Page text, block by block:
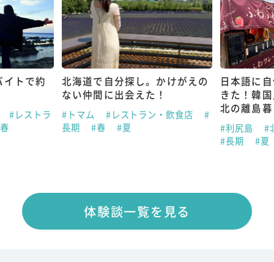
トで約
#レストラ
北海道で自分探し。かけがえの
ない仲間に出会えた！
#トマム #レストラン・飲食店
#
長期
#春 #夏
日本語に
きた！韓
北の離島
#利尻島
#
#長期
#夏
体験談一覧を見る